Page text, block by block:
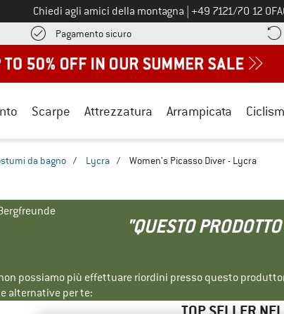
Chiedi agli amici della montagna Chiamaci al numero
+49 7121/70 12 0
Pagamento sicuroQui trovi le informazioni di
Scarpe Attrezzatura Arrampicata
da bagno / Lycra / Women's Picasso Diver - Lycra
"QUESTO
possiamo più effettuare riordini presso questo
alternative per te: